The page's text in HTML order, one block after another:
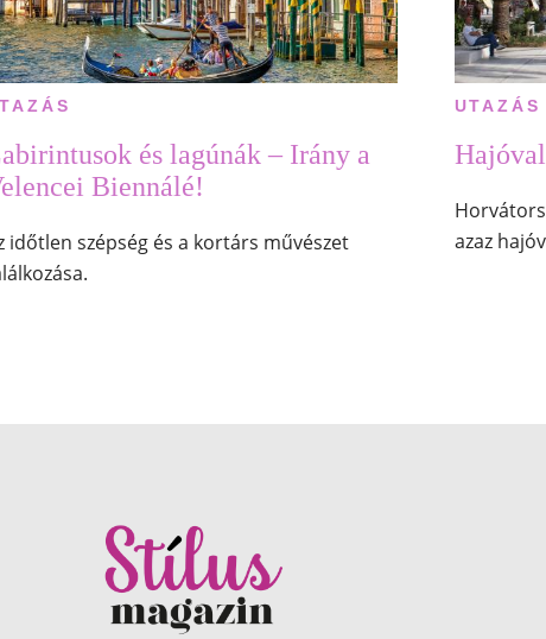
és lagúnák – Irány a
Biennálé!
időtlen szépség és a kortárs művészet
UTAZÁS
azaz